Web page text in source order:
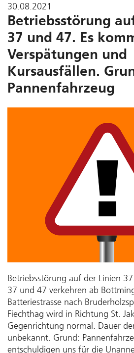
30.08.2021
Betriebsstörung
37 und 47. Es
Verspätungen und
Kursausfällen.
Pannenfahrzeug
Betriebsstörung auf der Linien
37 und 47 verkehren ab
Batteriestrasse nach
Fiechthag wird in Richtung St.
Gegenrichtung normal. Dauer
unbekannt. Grund:
entschuldigen uns für die